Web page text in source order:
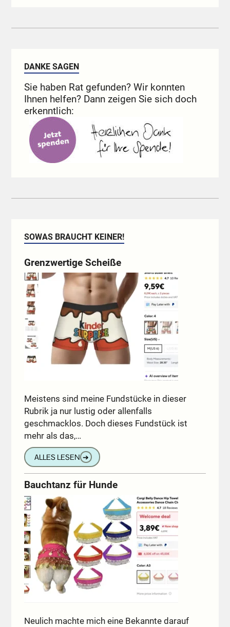
DANKE SAGEN
Sie haben Rat gefunden? Wir konnten
Ihnen helfen? Dann zeigen Sie sich doch
erkenntlich:
SOWAS BRAUCHT KEINER!
Grenzwertige Scheiße
Meistens sind meine Fundstücke in dieser
Rubrik ja nur lustig oder allenfalls
geschmacklos. Doch dieses Fundstück ist
mehr als das,…
ALLES LESEN ➔
Bauchtanz für Hunde
Neulich machte mich eine Bekannte darauf